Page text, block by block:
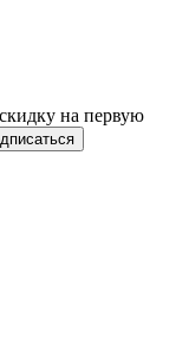
на первую